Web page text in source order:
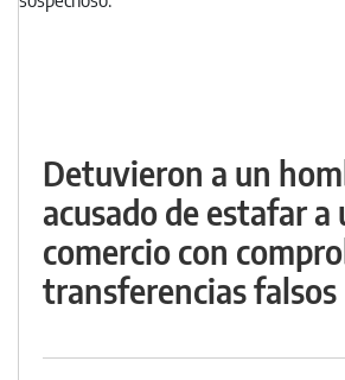
Detuvieron a un
acusado de estafar a
comercio con
transferencias falsos